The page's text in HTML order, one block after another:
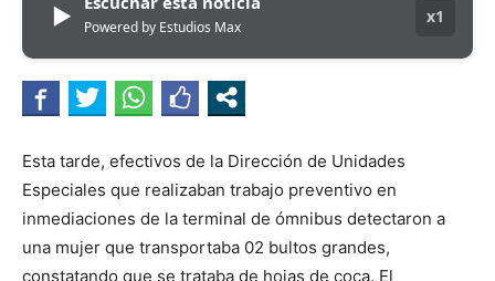
▶ Powered by Estudios Max
x1
Esta tarde, efectivos de la Dirección de Unidades
Especiales que realizaban trabajo preventivo en
inmediaciones de la terminal de ómnibus detectaron a
una mujer que transportaba 02 bultos grandes,
constatando que se trataba de hojas de coca. El